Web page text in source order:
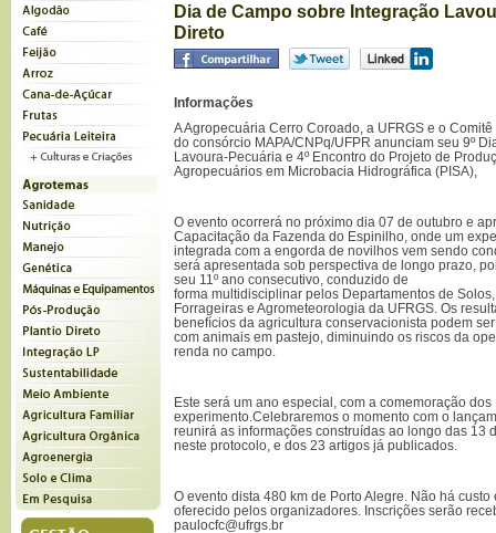
Dia de Campo sobre Integração
Direto
Informações
A Agropecuária Cerro Coroado, a UFRGS e o
do consórcio MAPA/CNPq/UFPR anunciam seu 9º
Lavoura-Pecuária e 4º Encontro do Projeto de
Agropecuários em Microbacia Hidrográfica (PISA),
O evento ocorrerá no próximo dia 07 de outubro e
Capacitação da Fazenda do Espinilho, onde um
integrada com a engorda de novilhos vem sendo
será apresentada sob perspectiva de longo prazo,
seu 11º ano consecutivo, conduzido de
forma multidisciplinar pelos Departamentos de
Forrageiras e Agrometeorologia da UFRGS. Os
benefícios da agricultura conservacionista podem
com animais em pastejo, diminuindo os riscos da
renda no campo.
Este será um ano especial, com a comemoração dos
experimento.Celebraremos o momento com o
reunirá as informações construídas ao longo das 13
neste protocolo, e dos 23 artigos já publicados.
O evento dista 480 km de Porto Alegre. Não há
oferecido pelos organizadores. Inscrições serão
paulocfc@ufrgs.br